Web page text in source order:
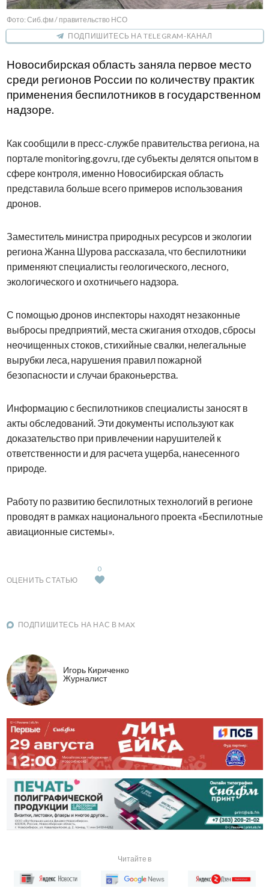
Фото: Сиб.фм / правительство НСО
ПОДПИШИТЕСЬ НА TELEGRAM-КАНАЛ
Новосибирская область заняла первое место
среди регионов России по количеству практик
применения беспилотников в государственном
надзоре.
Как сообщили в пресс-службе правительства региона, на
портале monitoring.gov.ru, где субъекты делятся опытом в
сфере контроля, именно Новосибирская область
представила больше всего примеров использования
дронов.
Заместитель министра природных ресурсов и экологии
региона Жанна Шурова рассказала, что беспилотники
применяют специалисты геологического, лесного,
экологического и охотничьего надзора.
С помощью дронов инспекторы находят незаконные
выбросы предприятий, места сжигания отходов, сбросы
неочищенных стоков, стихийные свалки, нелегальные
вырубки леса, нарушения правил пожарной
безопасности и случаи браконьерства.
Информацию с беспилотников специалисты заносят в
акты обследований. Эти документы используют как
доказательство при привлечении нарушителей к
ответственности и для расчета ущерба, нанесенного
природе.
Работу по развитию беспилотных технологий в регионе
проводят в рамках национального проекта «Беспилотные
авиационные системы».
ОЦЕНИТЬ СТАТЬЮ
0
ПОДПИШИТЕСЬ НА НАС В MAX
Игорь Кириченко
Журналист
Читайте в